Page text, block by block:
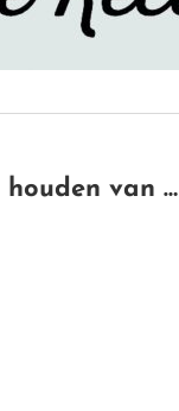
houden van …